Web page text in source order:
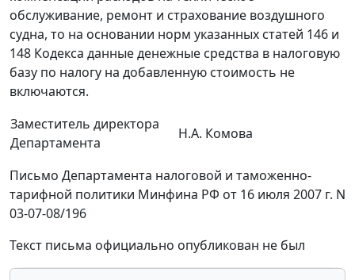
обслуживание, ремонт и страхование воздушного
судна, то на основании норм указанных статей 146 и
148 Кодекса данные денежные средства в налоговую
базу по налогу на добавленную стоимость не
включаются.
Заместитель директора
Департамента
Н.А. Комова
Письмо Департамента налоговой и таможенно-
тарифной политики Минфина РФ от 16 июля 2007 г. N
03-07-08/196
Текст письма официально опубликован не был